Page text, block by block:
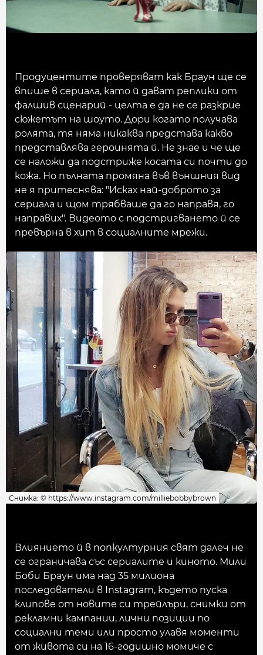
Продуцентите проверяват как Браун ще се
впише в сериала, като й дават реплики от
фалшив сценарий - целта е да не се разкрие
сюжетът на шоуто. Дори когато получава
ролята, тя няма никаква представа какво
представлява героинята й. Не знае и че ще
се наложи да подстриже косата си почти до
кожа. Но пълната промяна във външния вид
не я притеснява: "Исках най-доброто за
сериала и щом трябваше да го направя, го
направих". Видеото с подстригването й се
превърна в хит в социалните мрежи.
Снимка: © https://www.instagram.com/milliebobbybrown
Влиянието й в попкултурния свят далеч не
се ограничава със сериалите и киното. Мили
Боби Браун има над 35 милиона
последователи в Instagram, където пуска
клипове от новите си трейлъри, снимки от
рекламни кампании, лични позиции по
социални теми или просто улавя моменти
от живота си на 16-годишно момиче с